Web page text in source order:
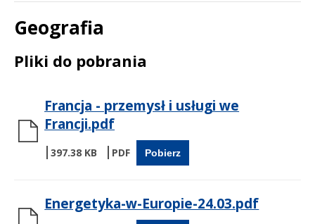
Geografia
Treść
Pliki do pobrania
Francja - przemysł i usługi we
Francji.pdf
397.38 KB Pobierz
Energetyka-w-Europie-24.03.pdf